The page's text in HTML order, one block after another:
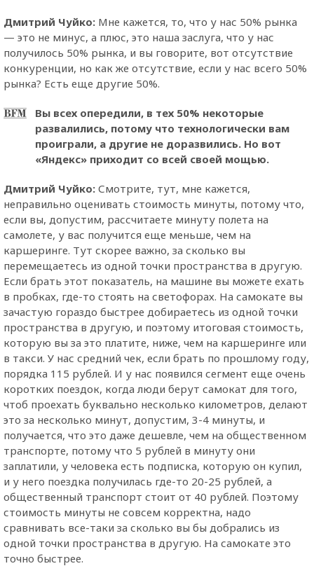
Дмитрий Чуйко: Мне кажется, то, что у нас 50% рынка
— это не минус, а плюс, это наша заслуга, что у нас
получилось 50% рынка, и вы говорите, вот отсутствие
конкуренции, но как же отсутствие, если у нас всего 50%
рынка? Есть еще другие 50%.
Вы всех опередили, в тех 50% некоторые
развалились, потому что технологически вам
проиграли, а другие не доразвились. Но вот
«Яндекс» приходит со всей своей мощью.
Дмитрий Чуйко: Смотрите, тут, мне кажется,
неправильно оценивать стоимость минуты, потому что,
если вы, допустим, рассчитаете минуту полета на
самолете, у вас получится еще меньше, чем на
каршеринге. Тут скорее важно, за сколько вы
перемещаетесь из одной точки пространства в другую.
Если брать этот показатель, на машине вы можете ехать
в пробках, где-то стоять на светофорах. На самокате вы
зачастую гораздо быстрее добираетесь из одной точки
пространства в другую, и поэтому итоговая стоимость,
которую вы за это платите, ниже, чем на каршеринге или
в такси. У нас средний чек, если брать по прошлому году,
порядка 115 рублей. И у нас появился сегмент еще очень
коротких поездок, когда люди берут самокат для того,
чтоб проехать буквально несколько километров, делают
это за несколько минут, допустим, 3-4 минуты, и
получается, что это даже дешевле, чем на общественном
транспорте, потому что 5 рублей в минуту они
заплатили, у человека есть подписка, которую он купил,
и у него поездка получилась где-то 20-25 рублей, а
общественный транспорт стоит от 40 рублей. Поэтому
стоимость минуты не совсем корректна, надо
сравнивать все-таки за сколько вы бы добрались из
одной точки пространства в другую. На самокате это
точно быстрее.